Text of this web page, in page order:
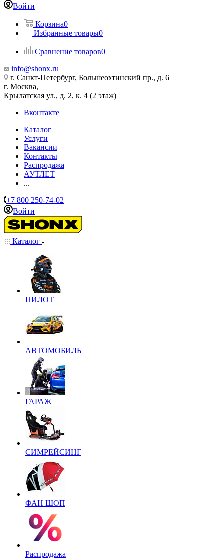
Войти
Корзина0
Избранные товары0
Сравнение товаров0
info@shonx.ru
г. Санкт-Петербург, Большеохтинский пр., д. 6
г. Москва,
Крылатская ул., д. 2, к. 4 (2 этаж)
Вконтакте
Каталог
Услуги
Вакансии
Контакты
Распродажа
АУТЛЕТ
...
+7 800 250-74-02
Войти
Каталог
ПИЛОТ
АВТОМОБИЛЬ
ГАРАЖ
СИМРЕЙСИНГ
ФАН ШОП
Распродажа